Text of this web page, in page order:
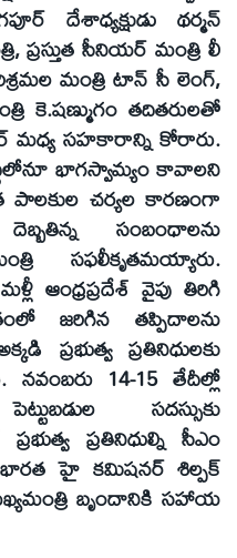
దేశాధ్యక్షుడు థర్మన్‌
ప్రస్తుత సీనియర్‌ మంత్రి లీ
మంత్రి టాన్‌ సీ లెంగ్‌,
కె.షణ్ముగం తదితరులతో
మధ్య సహకారాన్ని కోరారు.
భాగస్వామ్యం కావాలని
పాలకుల చర్యల కారణంగా
సంబంధాలను
సఫలీకృతమయ్యారు.
ఆంధ్రప్రదేశ్‌ వైపు తిరిగి
జరిగిన తప్పిదాలను
ప్రభుత్వ ప్రతినిధులకు
నవంబరు 14-15 తేదీల్లో
సదస్సుకు
ప్రతినిధుల్ని సీఎం
హై కమిషనర్‌ శిల్పక్‌
బృందానికి సహాయ